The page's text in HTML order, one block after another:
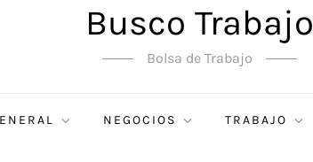
Busco Trabajo
Bolsa de Trabajo
NEGOCIOS TRABAJO